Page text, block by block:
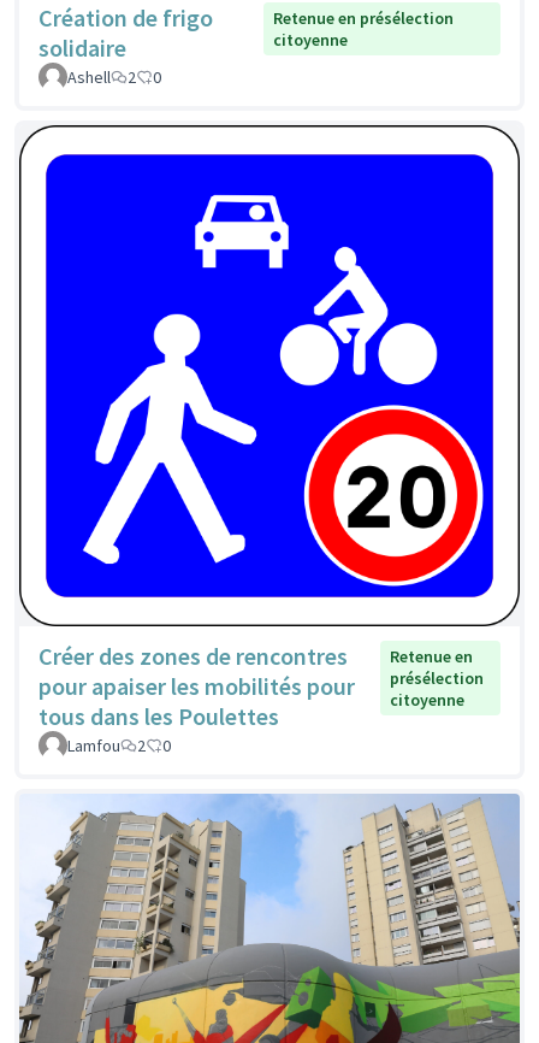
Création de frigo
solidaire
Retenue en présélection
citoyenne
Ashell
2 0
Créer des zones de rencontres
pour apaiser les mobilités pour
tous dans les Poulettes
Retenue en
présélection
citoyenne
Lamfou 2 0